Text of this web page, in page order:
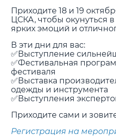
Приходите 18 и 19
ЦСКА, чтобы окунуться
ярких эмоций и
В эти дни для вас:
✅Выступление
✅Фестивальная
фестиваля
✅Выставка
одежды и инструмента
✅Выступления
Приходите сами и
Регистрация на